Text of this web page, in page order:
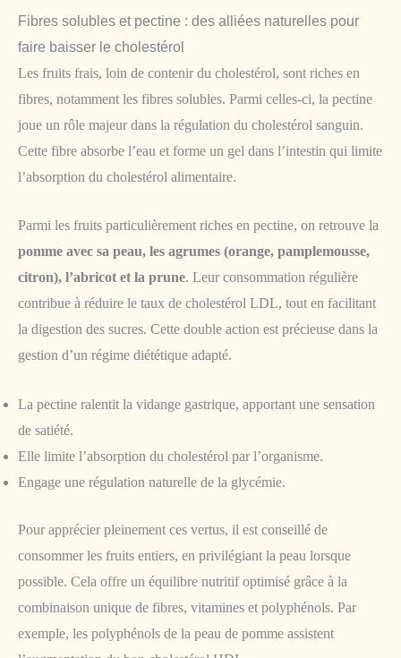
Fibres solubles et pectine : des alliées naturelles pour
faire baisser le cholestérol
Les fruits frais, loin de contenir du cholestérol, sont riches en
fibres, notamment les fibres solubles. Parmi celles-ci, la pectine
joue un rôle majeur dans la régulation du cholestérol sanguin.
Cette fibre absorbe l’eau et forme un gel dans l’intestin qui limite
l’absorption du cholestérol alimentaire.
Parmi les fruits particulièrement riches en pectine, on retrouve la
pomme avec sa peau, les agrumes (orange, pamplemousse,
citron), l’abricot et la prune. Leur consommation régulière
contribue à réduire le taux de cholestérol LDL, tout en facilitant
la digestion des sucres. Cette double action est précieuse dans la
gestion d’un régime diététique adapté.
La pectine ralentit la vidange gastrique, apportant une sensation
de satiété.
Elle limite l’absorption du cholestérol par l’organisme.
Engage une régulation naturelle de la glycémie.
Pour apprécier pleinement ces vertus, il est conseillé de
consommer les fruits entiers, en privilégiant la peau lorsque
possible. Cela offre un équilibre nutritif optimisé grâce à la
combinaison unique de fibres, vitamines et polyphénols. Par
exemple, les polyphénols de la peau de pomme assistent